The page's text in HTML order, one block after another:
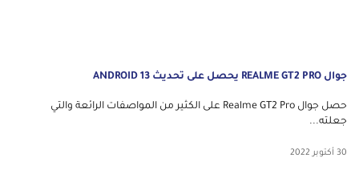
جوال REALME GT2 PRO يحصل على تحديث ANDROID 13
حصل جوال Realme GT2 Pro على الكثير من المواصفات الرائعة والتي
جعلته...
30 أكتوبر 2022